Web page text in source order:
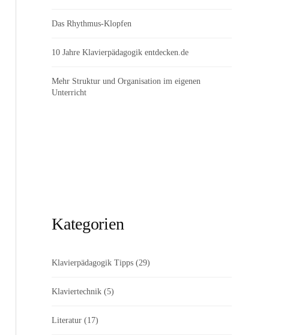
Das Rhythmus-Klopfen
10 Jahre Klavierpädagogik entdecken.de
Mehr Struktur und Organisation im eigenen
Unterricht
Kategorien
Klavierpädagogik Tipps (29)
Klaviertechnik (5)
Literatur (17)